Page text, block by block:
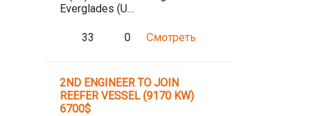
Everglades (U…
33 0 Смотреть
2ND ENGINEER TO JOIN
REEFER VESSEL (9170 KW)
6700$